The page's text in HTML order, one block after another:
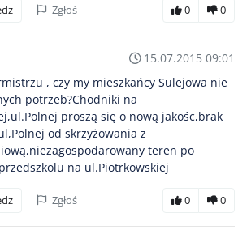
Zgłoś 0 0
15.07.2015 09:01
, czy my mieszkańcy Sulejowa nie
potrzeb?Chodniki na
proszą się o nową jakośc,brak
od skrzyżowania z
teren po
na ul.Piotrkowskiej
Zgłoś 0 0